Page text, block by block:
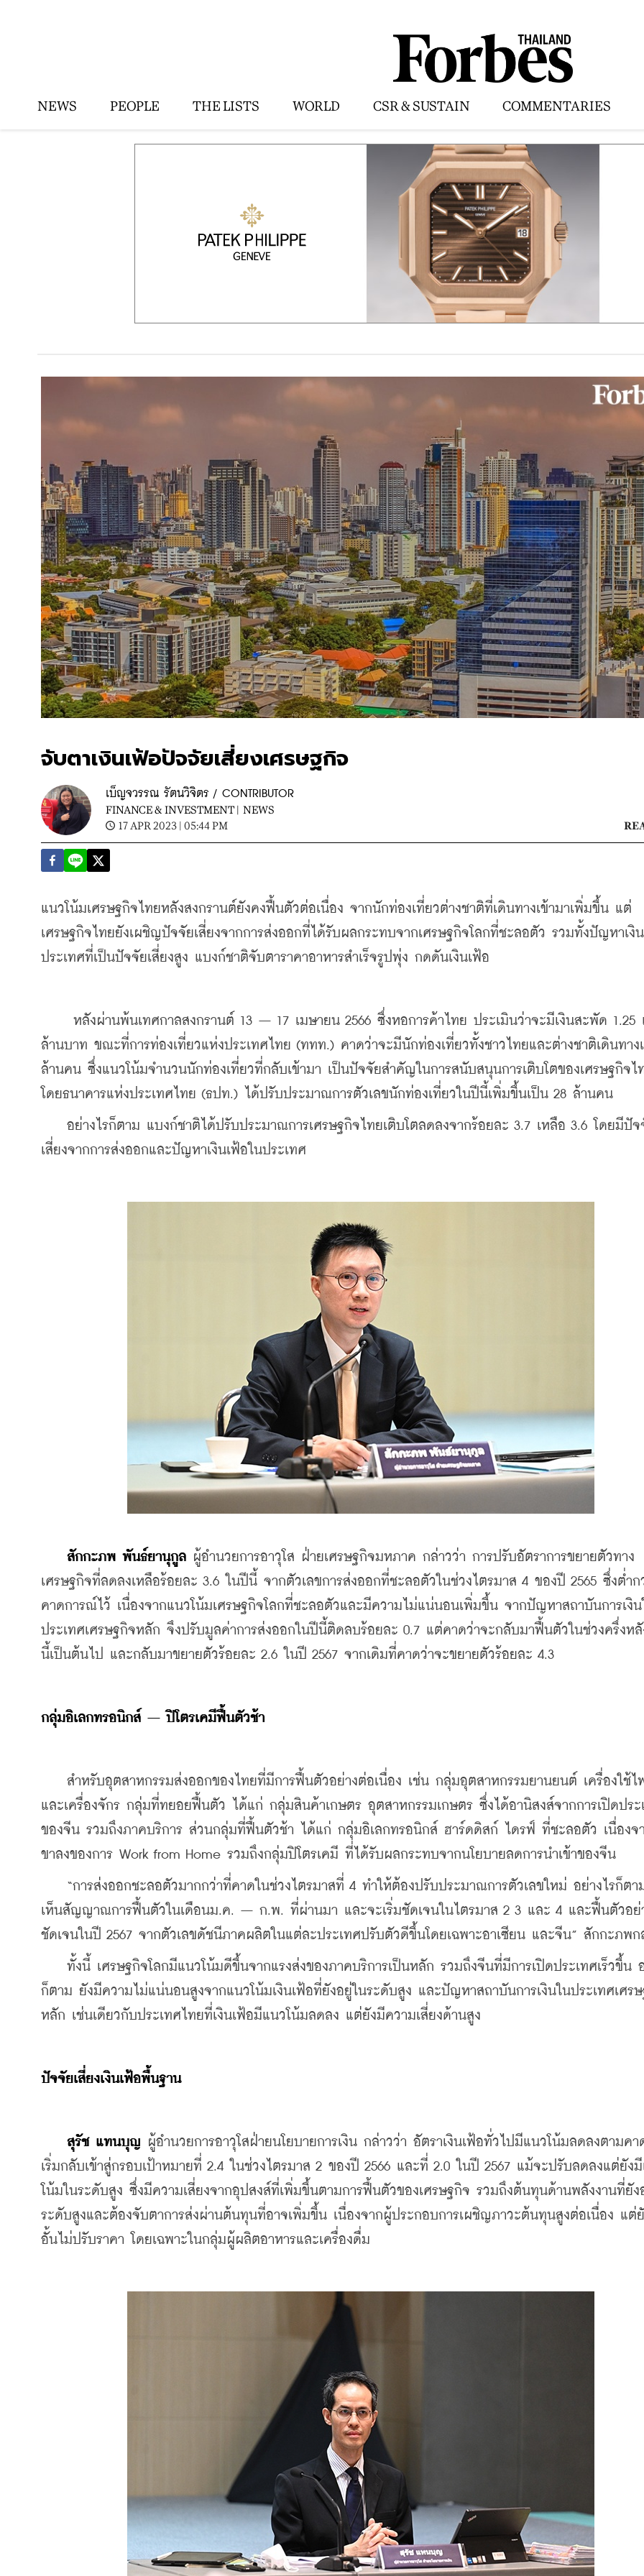
NEWS PEOPLE THE LISTS WORLD CSR & SUSTAIN COMMENTARIES
จับตาเงินเฟ้อปัจจัยเสี่ยงเศรษฐกิจ
เบ็ญจวรรณ รัตนวิจิตร / CONTRIBUTOR
FINANCE & INVESTMENT | NEWS
17 APR 2023 | 05:44 PM
แนวโน้มเศรษฐกิจไทยหลังสงกรานต์ยังคงฟื้นตัวต่อเนื่อง จากนักท่องเที่ยวต่างชาติที่เดินทางเข้ามาเพิ่มขึ้น แต่
เศรษฐกิจไทยยังเผชิญปัจจัยเสี่ยงจากการส่งออกที่ได้รับผลกระทบจากเศรษฐกิจโลกที่ชะลอตัว รวมทั้งปัญหาเงิ
ประเทศที่เป็นปัจจัยเสี่ยงสูง แบงก์ชาติจับตาราคาอาหารสำเร็จรูปพุ่ง กดดันเงินเฟ้อ
หลังผ่านพ้นเทศกาลสงกรานต์ 13 – 17 เมษายน 2566 ซึ่งหอการค้าไทย ประเมินว่าจะมีเงินสะพัด 1.25
ล้านบาท ขณะที่การท่องเที่ยวแห่งประเทศไทย (ททท.) คาดว่าจะมีนักท่องเที่ยวทั้งชาวไทยและต่างชาติเดินทาง
ล้านคน ซึ่งแนวโน้มจำนวนนักท่องเที่ยวที่กลับเข้ามา เป็นปัจจัยสำคัญในการสนับสนุนการเติบโตของเศรษฐกิจไ
โดยธนาคารแห่งประเทศไทย (ธปท.) ได้ปรับประมาณการตัวเลขนักท่องเที่ยวในปีนี้เพิ่มขึ้นเป็น 28 ล้านคน
อย่างไรก็ตาม แบงก์ชาติได้ปรับประมาณการเศรษฐกิจไทยเติบโตลดลงจากร้อยละ 3.7 เหลือ 3.6 โดยมีปัจ
เสี่ยงจากการส่งออกและปัญหาเงินเฟ้อในประเทศ
สักกะภพ พันธ์ยานุกูล ผู้อำนวยการอาวุโส ฝ่ายเศรษฐกิจมหภาค กล่าวว่า การปรับอัตราการขยายตัวทาง
เศรษฐกิจที่ลดลงเหลือร้อยละ 3.6 ในปีนี้ จากตัวเลขการส่งออกที่ชะลอตัวในช่วงไตรมาส 4 ของปี 2565 ซึ่งต่ำก
คาดการณ์ไว้ เนื่องจากแนวโน้มเศรษฐกิจโลกที่ชะลอตัวและมีความไม่แน่นอนเพิ่มขึ้น จากปัญหาสถาบันการเงิน
ประเทศเศรษฐกิจหลัก จึงปรับมูลค่าการส่งออกในปีนี้ติดลบร้อยละ 0.7 แต่คาดว่าจะกลับมาฟื้นตัวในช่วงครึ่งหลั
นี้เป็นต้นไป และกลับมาขยายตัวร้อยละ 2.6 ในปี 2567 จากเดิมที่คาดว่าจะขยายตัวร้อยละ 4.3
กลุ่มอิเลกทรอนิกส์ – ปิโตรเคมีฟื้นตัวช้า
สำหรับอุตสาหกรรมส่งออกของไทยที่มีการฟื้นตัวอย่างต่อเนื่อง เช่น กลุ่มอุตสาหกรรมยานยนต์ เครื่องใช้ไ
และเครื่องจักร กลุ่มที่ทยอยฟื้นตัว ได้แก่ กลุ่มสินค้าเกษตร อุตสาหกรรมเกษตร ซึ่งได้อานิสงส์จากการเปิดประ
ของจีน รวมถึงภาคบริการ ส่วนกลุ่มที่ฟื้นตัวช้า ได้แก่ กลุ่มอิเลกทรอนิกส์ ฮาร์ดดิสก์ ไดรฟ์ ที่ชะลอตัว เนื่องจ
ขาลงของการ Work from Home รวมถึงกลุ่มปิโตรเคมี ที่ได้รับผลกระทบจากนโยบายลดการนำเข้าของจีน
“การส่งออกชะลอตัวมากกว่าที่คาดในช่วงไตรมาสที่ 4 ทำให้ต้องปรับประมาณการตัวเลขใหม่ อย่างไรก็ตา
เห็นสัญญาณการฟื้นตัวในเดือนม.ค. – ก.พ. ที่ผ่านมา และจะเริ่มชัดเจนในไตรมาส 2 3 และ 4 และฟื้นตัวอย่
ชัดเจนในปี 2567 จากตัวเลขดัชนีภาคผลิตในแต่ละประเทศปรับตัวดีขึ้นโดยเฉพาะอาเซียน และจีน” สักกะภพก
ทั้งนี้ เศรษฐกิจโลกมีแนวโน้มดีขึ้นจากแรงส่งของภาคบริการเป็นหลัก รวมถึงจีนที่มีการเปิดประเทศเร็วขึ้น
ก็ตาม ยังมีความไม่แน่นอนสูงจากแนวโน้มเงินเฟ้อที่ยังอยู่ในระดับสูง และปัญหาสถาบันการเงินในประเทศเศร
หลัก เช่นเดียวกับประเทศไทยที่เงินเฟ้อมีแนวโน้มลดลง แต่ยังมีความเสี่ยงด้านสูง
ปัจจัยเสี่ยงเงินเฟ้อพื้นฐาน
สุรัช แทนบุญ ผู้อำนวยการอาวุโสฝ่ายนโยบายการเงิน กล่าวว่า อัตราเงินเฟ้อทั่วไปมีแนวโน้มลดลงตามค
เริ่มกลับเข้าสู่กรอบเป้าหมายที่ 2.4 ในช่วงไตรมาส 2 ของปี 2566 และที่ 2.0 ในปี 2567 แม้จะปรับลดลงแต่ยัง
โน้มในระดับสูง ซึ่งมีความเสี่ยงจากอุปสงส์ที่เพิ่มขึ้นตามการฟื้นตัวของเศรษฐกิจ รวมถึงต้นทุนด้านพลังงานที่ยัง
ระดับสูงและต้องจับตาการส่งผ่านต้นทุนที่อาจเพิ่มขึ้น เนื่องจากผู้ประกอบการเผชิญภาวะต้นทุนสูงต่อเนื่อง แต่
อั้นไม่ปรับราคา โดยเฉพาะในกลุ่มผู้ผลิตอาหารและเครื่องดื่ม